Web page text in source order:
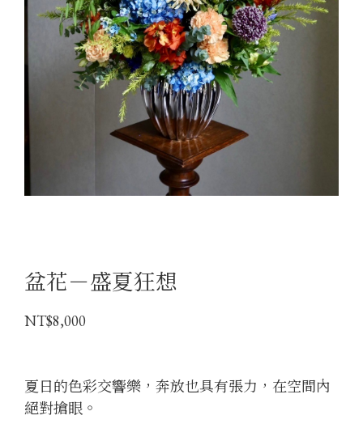
盆花－盛夏狂想
NT$8,000
夏日的色彩交響樂，奔放也具有張力，在空間內
絕對搶眼。